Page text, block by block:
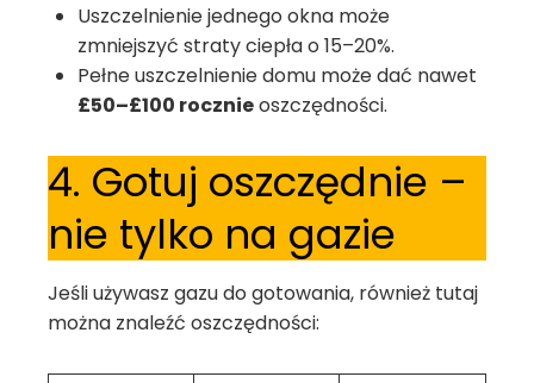
Uszczelnienie jednego okna może
zmniejszyć straty ciepła o 15–20%.
Pełne uszczelnienie domu może dać nawet
£50–£100 rocznieoszczędności.
4. Gotuj oszczędnie –
nie tylko na gazie
Jeśli używasz gazu do gotowania, również tutaj
można znaleźć oszczędności: